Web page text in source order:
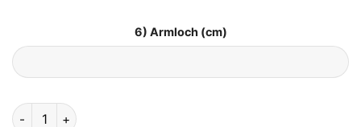
6) Armloch (cm)
Boho Romantisch Vintage Brautkleid quantity